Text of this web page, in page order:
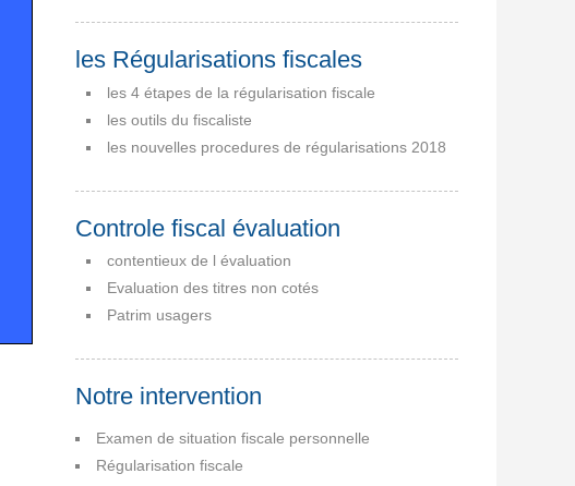
les Régularisations fiscales
les 4 étapes de la régularisation fiscale
les outils du fiscaliste
les nouvelles procedures de régularisations 2018
Controle fiscal évaluation
contentieux de l évaluation
Evaluation des titres non cotés
Patrim usagers
Notre intervention
Examen de situation fiscale personnelle
Régularisation fiscale